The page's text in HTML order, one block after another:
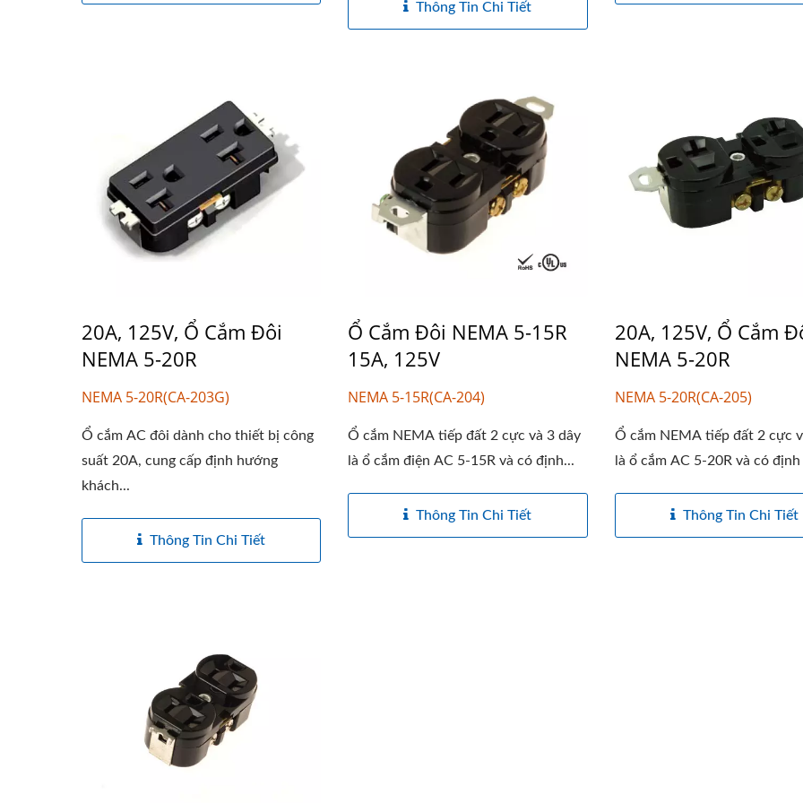
Thông Tin Chi Tiết
20A, 125V, Ổ Cắm Đôi
NEMA 5-20R
NEMA 5-20R(CA-203G)
Ổ cắm AC đôi dành cho thiết bị công
suất 20A, cung cấp định hướng
khách...
Thông Tin Chi Tiết
Ổ Cắm Đôi NEMA 5-15R
15A, 125V
NEMA 5-15R(CA-204)
Ổ cắm NEMA tiếp đất 2 cực và 3 dây
là ổ cắm điện AC 5-15R và có định...
Thông Tin Chi Tiết
20A, 125V, Ổ Cắm
NEMA 5-20R
NEMA 5-20R(CA-205)
Ổ cắm NEMA tiếp đất 2 cực
là ổ cắm AC 5-20R và có
Thông Tin Chi Tiết